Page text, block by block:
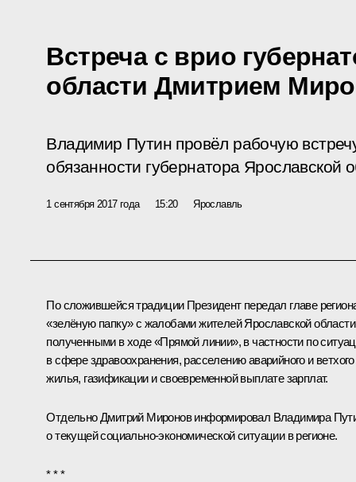
Встреча с врио
области Дмитрием
Владимир Путин провёл рабочую
обязанности губернатора
1 сентября 2017 года 15:20 Ярославль
По сложившейся традиции Президент передал главе
«зелёную папку» с жалобами жителей Ярославской
полученными в ходе«Прямой линии», в частности по
в сфере здравоохранения, расселению аварийного и ветхого
жилья, газификации и своевременной выплате зарплат.
ОтдельноДмитрий Мироновинформировал Владимира
о текущей социально-экономической ситуации в регионе.
* * *